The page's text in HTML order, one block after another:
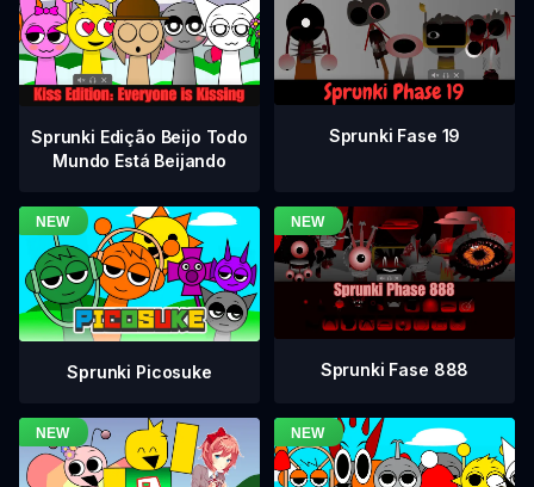
Sprunki Edição Beijo Todo
Mundo Está Beijando
Sprunki Fase 19
Sprunki Picosuke Sprunki Fase 888